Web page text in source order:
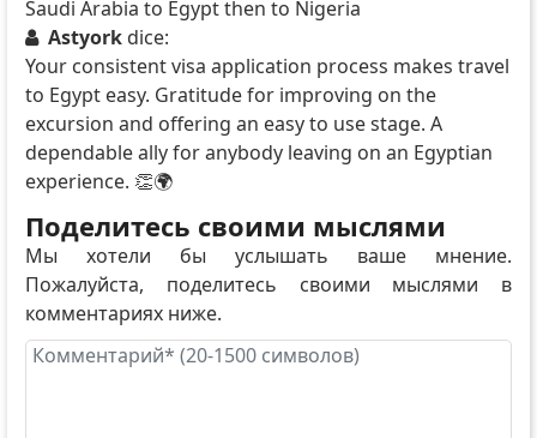
Saudi Arabia to Egypt then to Nigeria
Astyork dice:
Your consistent visa application process makes travel
to Egypt easy. Gratitude for improving on the
excursion and offering an easy to use stage. A
dependable ally for anybody leaving on an Egyptian
experience. 👏🌍
Поделитесь своими мыслями
Мы хотели бы услышать ваше мнение.
Пожалуйста, поделитесь своими мыслями в
комментариях ниже.